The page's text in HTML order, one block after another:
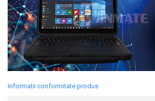
Informatii conformitate produs